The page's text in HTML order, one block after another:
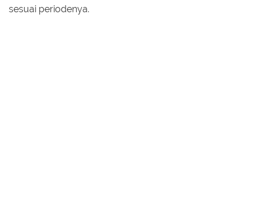
sesuai periodenya.